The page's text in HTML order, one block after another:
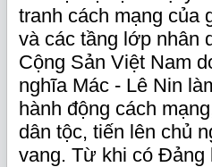
tranh cách mạng của
và các tầng lớp nhân
Cộng Sản Việt Nam
nghĩa Mác - Lê Nin
hành động cách
dân tộc, tiến lên chủ
vang. Từ khi có Đảng